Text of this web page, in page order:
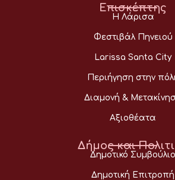
Επισκέπτης
Η Λάρισα
Φεστιβάλ Πηνειού
Larissa Santa City
Περιήγηση στην
Διαμονή &
Αξιοθέατα
Δήμος και
Δημοτικό Συμβούλιο
Δημοτική Επιτροπή